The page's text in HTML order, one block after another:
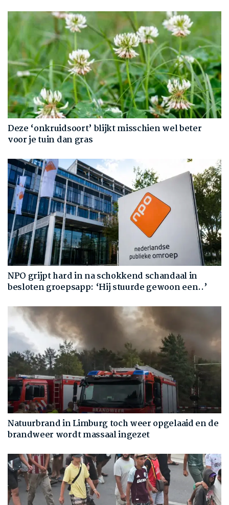
Deze ‘onkruidsoort’ blijkt misschien wel beter
voor je tuin dan gras
NPO grijpt hard in na schokkend schandaal in
besloten groepsapp: ‘Hij stuurde gewoon een..’
Natuurbrand in Limburg toch weer opgelaaid en de
brandweer wordt massaal ingezet